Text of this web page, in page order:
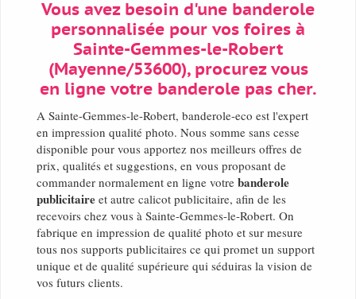
Vous avez besoin d'une banderole
personnalisée pour vos foires à
Sainte-Gemmes-le-Robert
(Mayenne/53600), procurez vous
en ligne votre banderole pas cher.
A Sainte-Gemmes-le-Robert, banderole-eco est l'expert
en impression qualité photo. Nous somme sans cesse
disponible pour vous apportez nos meilleurs offres de
prix, qualités et suggestions, en vous proposant de
commander normalement en ligne votre banderole
publicitaire et autre calicot publicitaire, afin de les
recevoirs chez vous à Sainte-Gemmes-le-Robert. On
fabrique en impression de qualité photo et sur mesure
tous nos supports publicitaires ce qui promet un support
unique et de qualité supérieure qui séduiras la vision de
vos futurs clients.